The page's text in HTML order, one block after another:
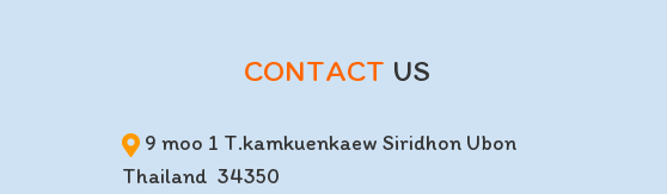
CONTACT US
9 moo 1 T.kamkuenkaew Siridhon Ubon
Thailand 34350